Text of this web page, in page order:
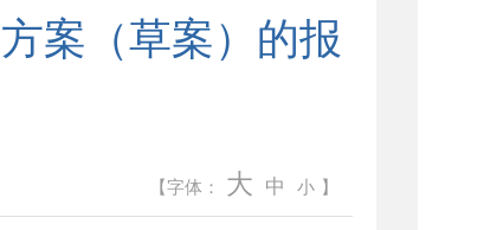
案（草案）的报
【字体： 大 中 小 】